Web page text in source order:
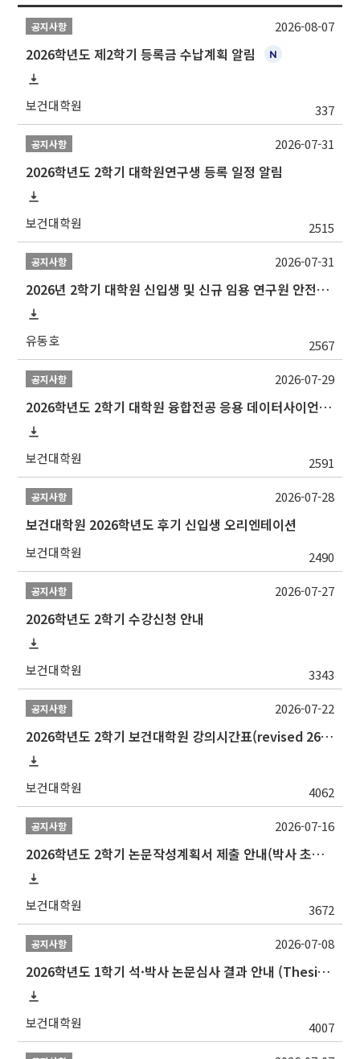
공지사항
2026학년도 제2학기 등록금 수납계획 알림
보건대학원 337
2026-08-07
공지사항
2026학년도 2학기 대학원연구생 등록 일정 알림
보건대학원 2515
2026-07-31
공지사항
2026년 2학기 대학원 신입생 및 신규 임용 연구원 안전환경교육(신규교육) 실시 안내
유동호 2567
2026-07-31
공지사항
2026학년도 2학기 대학원 융합전공 응용 데이터사이언스 선발 계획 알림
보건대학원 2591
2026-07-29
공지사항
보건대학원 2026학년도 후기 신입생 오리엔테이션
보건대학원 2490
2026-07-28
공지사항
2026학년도 2학기 수강신청 안내
보건대학원 3343
2026-07-27
공지사항
2026학년도 2학기 보건대학원 강의시간표(revised 260803)(2026 2nd SEMESTER SNU GSPH TIMETABLE)
보건대학원 4062
2026-07-22
공지사항
2026학년도 2학기 논문작성계획서 제출 안내(박사 초심 일정 포함)_Thesis Proposal
보건대학원 3672
2026-07-16
공지사항
2026학년도 1학기 석·박사 논문심사 결과 안내 (Thesis Defense Result)
보건대학원 4007
2026-07-08